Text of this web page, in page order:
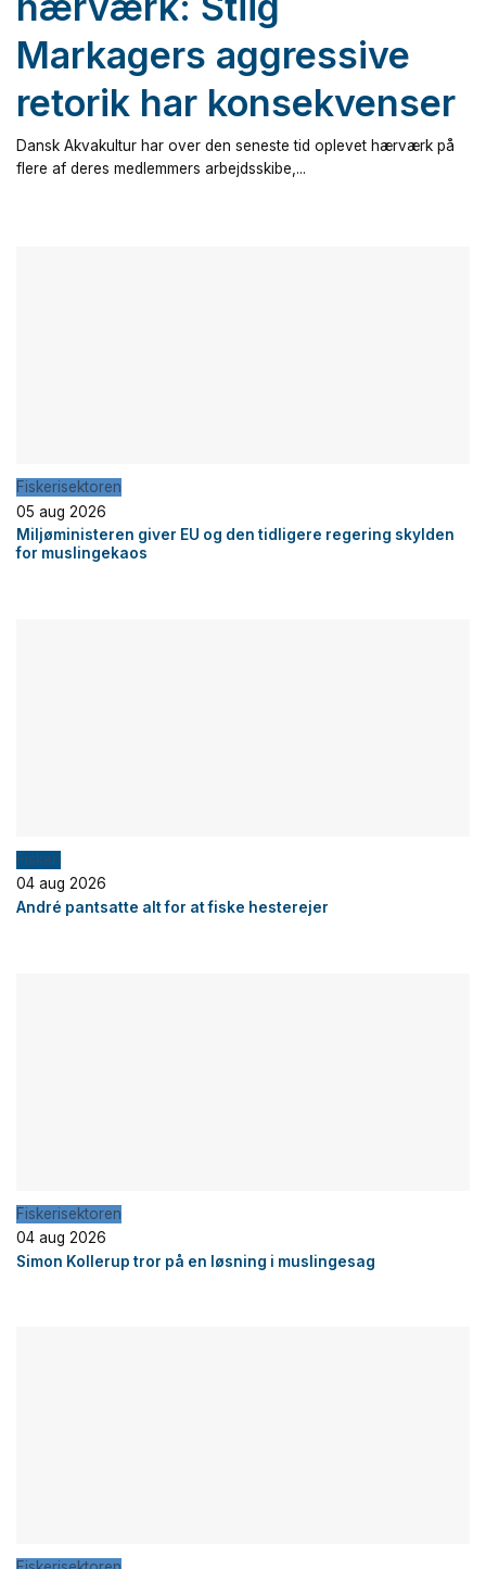
Markagers aggressive
retorik har konsekvenser
Dansk Akvakultur har over den seneste tid oplevet hærværk på
flere af deres medlemmers arbejdsskibe,...
Fiskerisektoren
05 aug 2026
Miljøministeren giver EU og den tidligere regering skylden
for muslingekaos
Fiskeri
04 aug 2026
André pantsatte alt for at fiske hesterejer
Fiskerisektoren
04 aug 2026
Simon Kollerup tror på en løsning i muslingesag